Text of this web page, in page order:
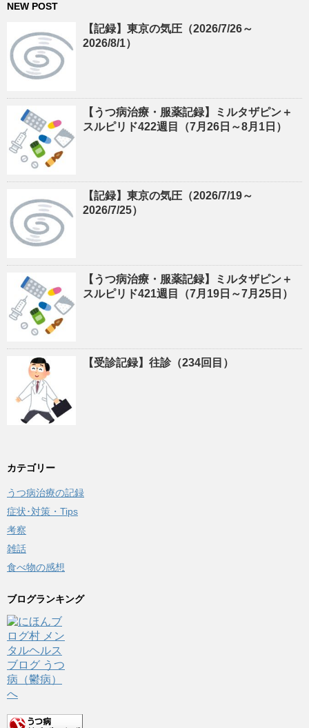
NEW POST
【記録】東京の気圧（2026/7/26～
2026/8/1）
【うつ病治療・服薬記録】ミルタザピン＋
スルピリド422週目（7月26日～8月1日）
【記録】東京の気圧（2026/7/19～
2026/7/25）
【うつ病治療・服薬記録】ミルタザピン＋
スルピリド421週目（7月19日～7月25日）
【受診記録】往診（234回目）
カテゴリー
うつ病治療の記録
症状･対策・Tips
考察
雑話
食べ物の感想
ブログランキング